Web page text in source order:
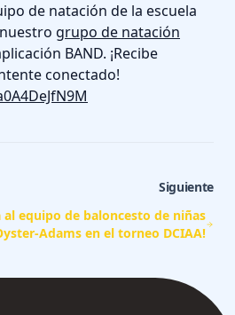
de natación de la escuela
grupo de natación
BAND. ¡Recibe
conectado!
Siguiente
al equipo de baloncesto de niñas
Adams en el torneo DCIAA!